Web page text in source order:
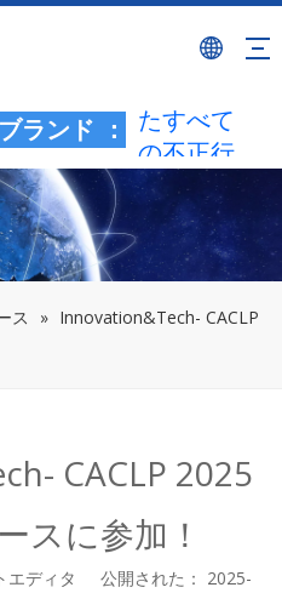
ランド ：
ブランド
たすべて
の不正行
為は、違
法な侵害
とみなさ
れます。
BIOBASE
ス » Innovation&Tech- CACLP
CACLP 2025
スに参加！
ディタ 公開された： 2025-